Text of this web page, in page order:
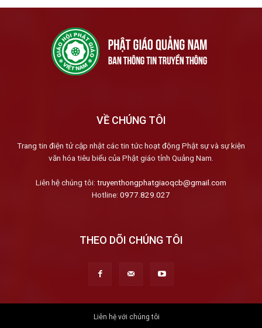
VỀ CHÚNG TÔI
Trang tin điện tử cập nhật các tin tức hoạt động Phật sự và sự kiện
văn hóa tiêu biểu của Phật giáo tỉnh Quảng Nam.
Liên hệ chúng tôi: truyenthongphatgiaoqcb@gmail.com
Hotline: 0977.829.027
THEO DÕI CHÚNG TÔI
Liên hệ với chúng tôi